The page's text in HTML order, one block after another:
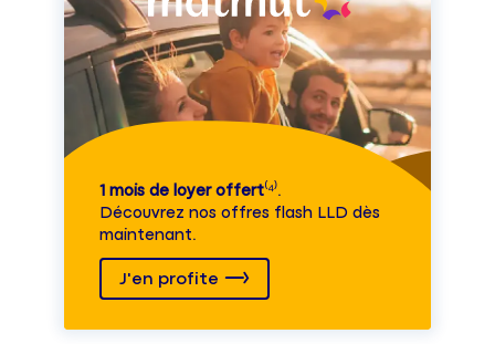
1 mois de loyer offert⁽⁴⁾.
Découvrez nos offres flash LLD dès
maintenant.
J'en profite